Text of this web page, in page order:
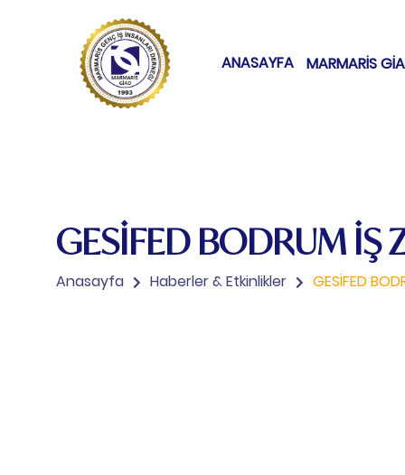
ANASAYFA MARMARİS
GESİFED BODRUM İŞ
Anasayfa Haberler & Etkinlikler GESİFED